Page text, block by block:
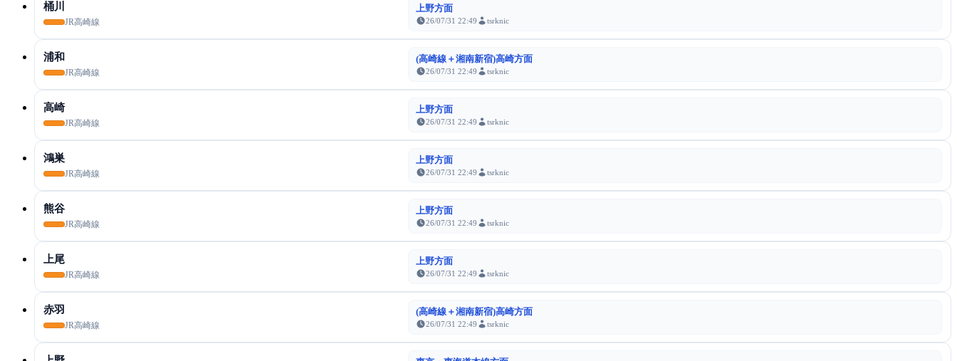
桶川
JR高崎線
上野方面
26/07/31 22:49 tsrknic
浦和
JR高崎線
(高崎線＋湘南新宿)高崎方面
26/07/31 22:49 tsrknic
高崎
JR高崎線
上野方面
26/07/31 22:49 tsrknic
鴻巣
JR高崎線
上野方面
26/07/31 22:49 tsrknic
熊谷
JR高崎線
上野方面
26/07/31 22:49 tsrknic
上尾
JR高崎線
上野方面
26/07/31 22:49 tsrknic
赤羽
JR高崎線
(高崎線＋湘南新宿)高崎方面
26/07/31 22:49 tsrknic